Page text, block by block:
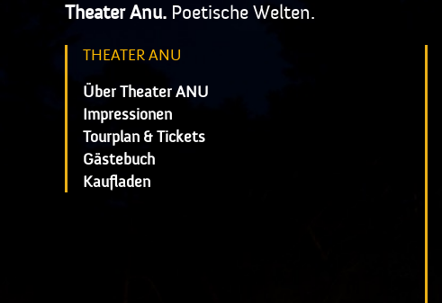
Theater Anu. Poetische Welten.
THEATER ANU
Über Theater ANU
Impressionen
Tourplan & Tickets
Gästebuch
Kaufladen